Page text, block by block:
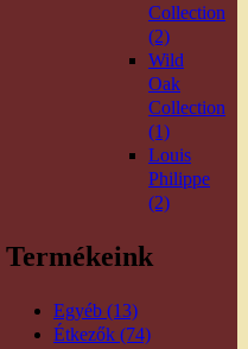
Collection
(2)
Wild
Oak
Collection
(1)
Louis
Philippe
(2)
Termékeink
Egyéb (13)
Étkezők (74)